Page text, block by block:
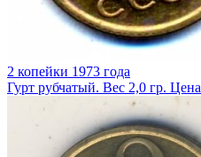
2 копейки 1973 года
Гурт рубчатый. Вес 2,0 гр.